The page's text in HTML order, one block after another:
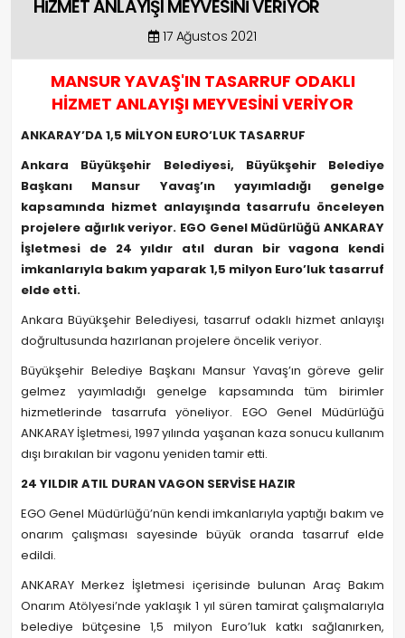
HİZMET ANLAYIŞI MEYVESİNİ VERİYOR
17 Ağustos 2021
MANSUR YAVAŞ'IN TASARRUF ODAKLI
HİZMET ANLAYIŞI MEYVESİNİ VERİYOR
ANKARAY’DA 1,5 MİLYON EURO’LUK TASARRUF
Ankara Büyükşehir Belediyesi, Büyükşehir Belediye
Başkanı Mansur Yavaş’ın yayımladığı genelge
kapsamında hizmet anlayışında tasarrufu önceleyen
projelere ağırlık veriyor. EGO Genel Müdürlüğü ANKARAY
İşletmesi de 24 yıldır atıl duran bir vagona kendi
imkanlarıyla bakım yaparak 1,5 milyon Euro’luk tasarruf
elde etti.
Ankara Büyükşehir Belediyesi, tasarruf odaklı hizmet anlayışı
doğrultusunda hazırlanan projelere öncelik veriyor.
Büyükşehir Belediye Başkanı Mansur Yavaş’ın göreve gelir
gelmez yayımladığı genelge kapsamında tüm birimler
hizmetlerinde tasarrufa yöneliyor. EGO Genel Müdürlüğü
ANKARAY İşletmesi, 1997 yılında yaşanan kaza sonucu kullanım
dışı bırakılan bir vagonu yeniden tamir etti.
24 YILDIR ATIL DURAN VAGON SERVİSE HAZIR
EGO Genel Müdürlüğü’nün kendi imkanlarıyla yaptığı bakım ve
onarım çalışması sayesinde büyük oranda tasarruf elde
edildi.
ANKARAY Merkez İşletmesi içerisinde bulunan Araç Bakım
Onarım Atölyesi’nde yaklaşık 1 yıl süren tamirat çalışmalarıyla
belediye bütçesine 1,5 milyon Euro’luk katkı sağlanırken,